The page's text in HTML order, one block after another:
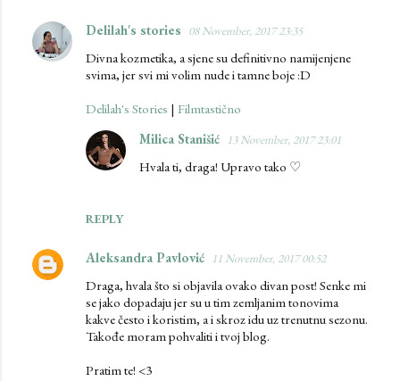
Delilah's stories 08 November, 2017 23:35
Divna kozmetika, a sjene su definitivno namijenjene
svima, jer svi mi volim nude i tamne boje :D
Delilah's Stories | Filmtastično
REPLY
Milica Stanišić 13 November, 2017 23:01
Hvala ti, draga! Upravo tako ♡
Aleksandra Pavlović 11 November, 2017 00:52
Draga, hvala što si objavila ovako divan post! Senke mi
se jako dopadaju jer su u tim zemljanim tonovima
kakve često i koristim, a i skroz idu uz trenutnu sezonu.
Takođe moram pohvaliti i tvoj blog.
Pratim te! <3